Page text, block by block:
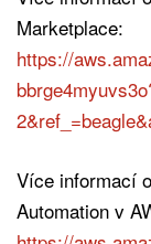
Marketplace:
https://
Více informací
Automation v